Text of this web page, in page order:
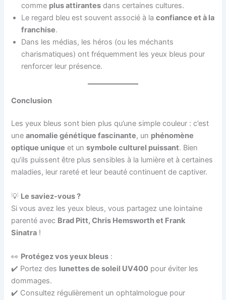
comme plus attirantes dans certaines cultures.
Le regard bleu est souvent associé à laconfiance et à la
franchise.
Dans les médias, les héros (ou les méchants
charismatiques) ont fréquemment les yeux bleus pour
renforcer leur présence.
Conclusion
Les yeux bleus sont bien plus qu’une simple couleur : c’est
uneanomalie génétique fascinante, un phénomène
optique unique et unsymbole culturel puissant. Bien
qu’ils puissent être plus sensibles à la lumière et à certaines
maladies, leur rareté et leur beauté continuent de captiver.
💡 Le saviez-vous ?
Si vous avez les yeux bleus, vous partagez une lointaine
parenté avec Brad Pitt, Chris Hemsworth et Frank
Sinatra !
👀 Protégez vos yeux bleus :
✔️ Portez des lunettes de soleil UV400 pour éviter les
dommages.
✔️ Consultez régulièrement un ophtalmologue pour